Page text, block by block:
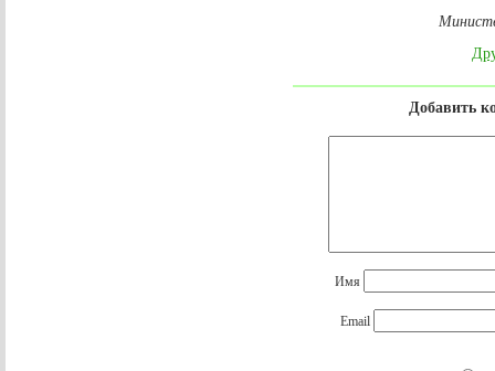
Добавить
Имя
Email